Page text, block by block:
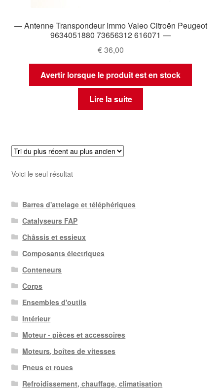
— Antenne Transpondeur Immo Valeo Citroën Peugeot
9634051880 73656312 616071 —
€36,00
Avertir lorsque le produit est en stock
Lire la suite
Voici le seul résultat
Barres d'attelage et téléphériques
Catalyseurs FAP
Châssis et essieux
Composants électriques
Conteneurs
Corps
Ensembles d'outils
Intérieur
Moteur - pièces et accessoires
Moteurs, boîtes de vitesses
Pneus et roues
Refroidissement, chauffage, climatisation